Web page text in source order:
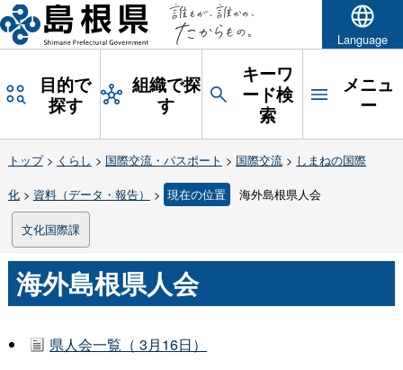
Language
目的で
探す
組織で探
す
キーワ
ード検
索
メニュ
ー
トップ> くらし > 国際交流・パスポート > 国際交流> しまねの国際
化> 資料（データ・報告） > 現在の位置 海外島根県人会
文化国際課
海外島根県人会
県人会一覧（ 3月16日）